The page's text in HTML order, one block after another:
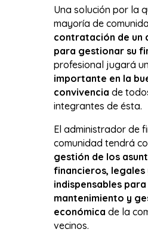
Una solución por la
mayoría de
contratación de un
para gestionar su
profesional jugará un
importante en la
convivencia de
integrantes de ésta.
El administrador de
comunidad tendrá
gestión de los
financieros, legales
indispensables para
mantenimiento y
económica de la
vecinos.